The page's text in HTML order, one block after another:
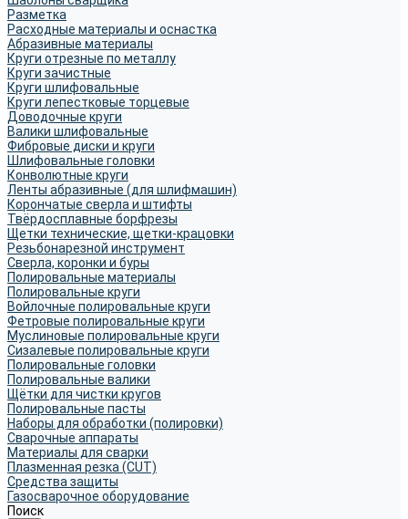
Разметка
Расходные материалы и оснастка
Абразивные материалы
Круги отрезные по металлу
Круги зачистные
Круги шлифовальные
Круги лепестковые торцевые
Доводочные круги
Валики шлифовальные
Фибровые диски и круги
Шлифовальные головки
Конволютные круги
Ленты абразивные (для шлифмашин)
Корончатые сверла и штифты
Твёрдосплавные борфрезы
Щетки технические, щетки-крацовки
Резьбонарезной инструмент
Сверла, коронки и буры
Полировальные материалы
Полировальные круги
Войлочные полировальные круги
Фетровые полировальные круги
Муслиновые полировальные круги
Cизалевые полировальные круги
Полировальные головки
Полировальные валики
Щётки для чистки кругов
Полировальные пасты
Наборы для обработки (полировки)
Сварочные аппараты
Материалы для сварки
Плазменная резка (CUT)
Средства защиты
Газосварочное оборудование
Поиск